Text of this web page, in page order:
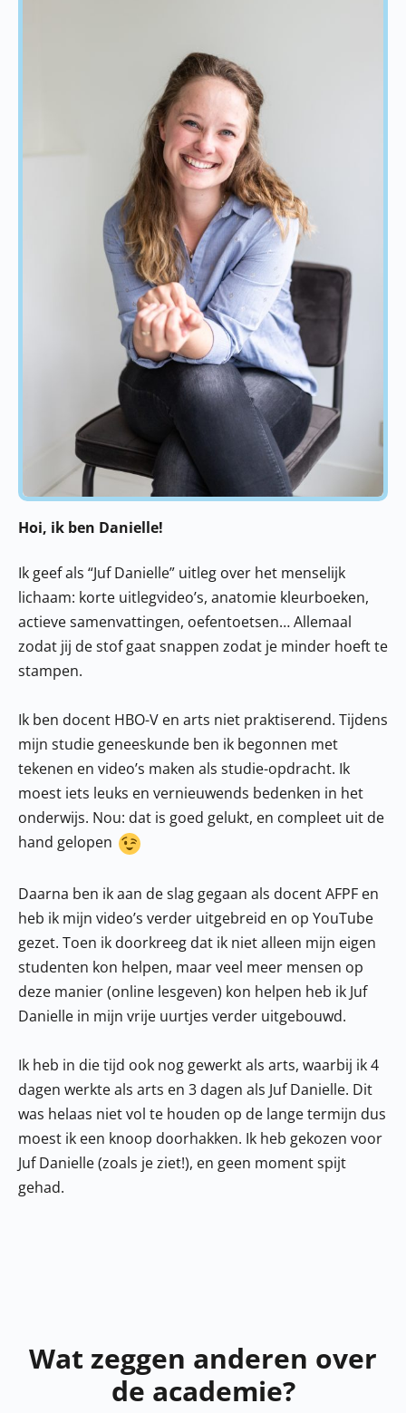
Hoi, ik ben Danielle!
Ik geef als “Juf Danielle” uitleg over het menselijk
lichaam: korte uitlegvideo’s, anatomie kleurboeken,
actieve samenvattingen, oefentoetsen… Allemaal
zodat jij de stof gaat snappen zodat je minder hoeft te
stampen.
Ik ben docent HBO-V en arts niet praktiserend. Tijdens
mijn studie geneeskunde ben ik begonnen met
tekenen en video’s maken als studie-opdracht. Ik
moest iets leuks en vernieuwends bedenken in het
onderwijs. Nou: dat is goed gelukt, en compleet uit de
hand gelopen
Daarna ben ik aan de slag gegaan als docent AFPF en
heb ik mijn video’s verder uitgebreid en op YouTube
gezet. Toen ik doorkreeg dat ik niet alleen mijn eigen
studenten kon helpen, maar veel meer mensen op
deze manier (online lesgeven) kon helpen heb ik Juf
Danielle in mijn vrije uurtjes verder uitgebouwd.
Ik heb in die tijd ook nog gewerkt als arts, waarbij ik 4
dagen werkte als arts en 3 dagen als Juf Danielle. Dit
was helaas niet vol te houden op de lange termijn dus
moest ik een knoop doorhakken. Ik heb gekozen voor
Juf Danielle (zoals je ziet!), en geen moment spijt
gehad.
Wat zeggen anderen over
de academie?